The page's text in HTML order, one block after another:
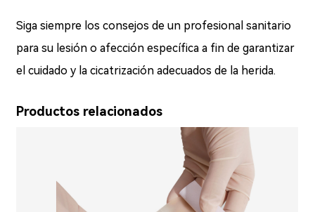
Siga siempre los consejos de un profesional sanitario
para su lesión o afección específica a fin de garantizar
el cuidado y la cicatrización adecuados de la herida.
Productos relacionados